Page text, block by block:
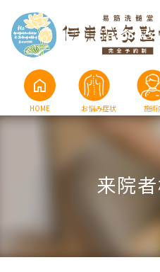
home
HOME お悩み症状 施術
来院